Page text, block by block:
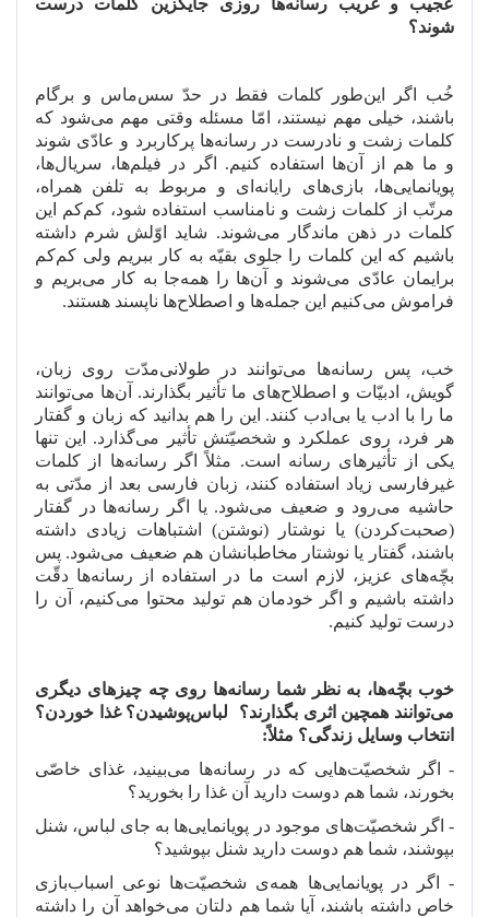
شوند؟
خُب اگر اینطور کلمات فقط در حدّ سسماس و برگام
باشند، خیلی مهم نیستند، امّا مسئله وقتی مهم میشود که
کلمات زشت و نادرست در رسانهها پرکاربرد و عادّی شوند
و ما هم از آنها استفاده کنیم. اگر در فیلمها، سریالها،
پویانماییها، بازیهای رایانه ای و مربوط به تلفن همراه،
مرتّب از کلمات زشت و نامناسب استفاده شود، کمکم این
کلمات در ذهن ماندگار میشوند. شاید اوّلش شرم داشته
باشیم که این کلمات را جلوی بقیّه به کار ببریم ولی کمکم
برایمان عادّی میشوند و آنها را همهجا به کار میبریم و
فراموش میکنیم این جملهها و اصطلاحها ناپسند هستند.
خب، پس رسانهها میتوانند در طولانیمدّت روی زبان،
گویش، ادبیّات و اصطلاحهای ما تأثیر بگذارند. آنها میتوانند
ما را با ادب یا بی ادب کنند. این را هم بدانید که زبان و گفتار
هر فرد، روی عملکرد و شخصیّتش تأثیر میگذارد. این تنها
یکی از تأثیرهای رسانه است. مثلاً اگر رسانهها از کلمات
غیرفارسی زیاد استفاده کنند، زبان فارسی بعد از مدّتی به
حاشیه میرود و ضعیف میشود. یا اگر رسانهها در گفتار
(صحبتکردن) یا نوشتار (نوشتن) اشتباهات زیادی داشته
باشند، گفتار یا نوشتار مخاطبانشان هم ضعیف میشود. پس
بچّههای عزیز، لازم است ما در استفاده از رسانهها دقّت
داشته باشیم و اگر خودمان هم تولید محتوا میکنیم، آن را
درست تولید کنیم.
خوب بچّهها، به نظر شما رسانهها روی چه چیزهای دیگری
میتوانند همچین اثری بگذارند؟ لباسپوشیدن؟ غذا خوردن؟
انتخاب وسایل زندگی؟ مثلاً:
- اگر شخصیّتهایی که در رسانهها میبینید، غذای خاصّی
بخورند، شما هم دوست دارید آن غذا را بخورید؟
- اگر شخصیّتهای موجود در پویانماییها به جای لباس، شنل
بپوشند، شما هم دوست دارید شنل بپوشید؟
- اگر در پویانماییها همهی شخصیّتها نوعی اسباببازی
خاص داشته باشند، آیا شما هم دلتان میخواهد آن را داشته